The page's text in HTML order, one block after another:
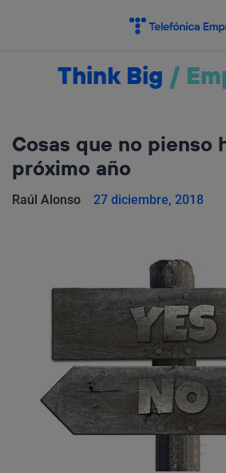
Think Big /
Cosas que no pienso
próximo año
Raúl Alonso 27 diciembre, 2018